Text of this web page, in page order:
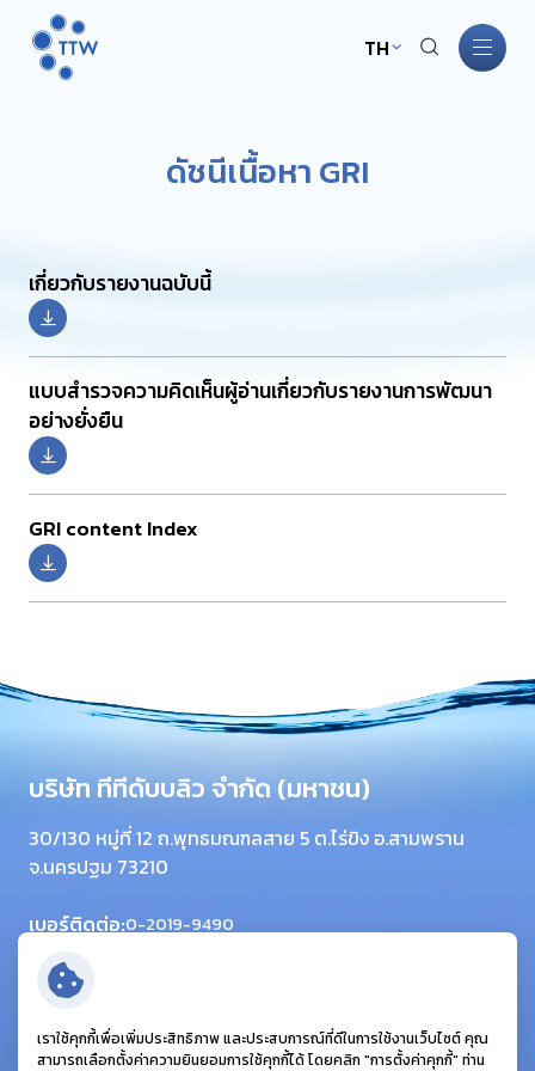
TH
ธุรกิจ TTW
การพัฒนาอย่างยั่งยืน
การกำกับดูแลกิจการ
นักลงทุนสัมพันธ์
ข่าวสารและกิจกรรม
ร่วมงานกับเรา
ดัชนีเนื้อหา GRI
เกี่ยวกับรายงานฉบับนี้
แบบสำรวจความคิดเห็นผู้อ่านเกี่ยวกับรายงานการพัฒนา
อย่างยั่งยืน
GRI content Index
บริษัท ทีทีดับบลิว จำกัด (มหาชน)
30/130 หมู่ที่ 12 ถ.พุทธมณฑลสาย 5 ต.ไร่ขิง อ.สามพราน
จ.นครปฐม 73210
เบอร์ติดต่อ:0-2019-9490
อีเมล:info@ttwplc.com
ติดตามเรา:
เราใช้คุกกี้เพื่อเพิ่มประสิทธิภาพ และประสบการณ์ที่ดีในการใช้งานเว็บไซต์ คุณ
สามารถเลือกตั้งค่าความยินยอมการใช้คุกกี้ได้ โดยคลิก "การตั้งค่าคุกกี้" ท่าน